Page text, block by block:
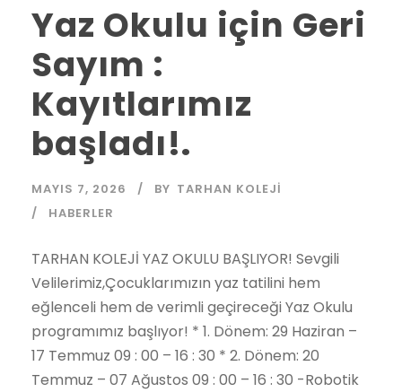
Yaz Okulu için Geri
Sayım :
Kayıtlarımız
başladı!.
MAYIS 7, 2026 BY TARHAN KOLEJI
HABERLER
TARHAN KOLEJİ YAZ OKULU BAŞLIYOR! Sevgili
Velilerimiz,Çocuklarımızın yaz tatilini hem
eğlenceli hem de verimli geçireceği Yaz Okulu
programımız başlıyor! * 1. Dönem: 29 Haziran –
17 Temmuz 09 : 00 – 16 : 30 * 2. Dönem: 20
Temmuz – 07 Ağustos 09 : 00 – 16 : 30 -Robotik